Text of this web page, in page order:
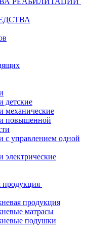
детские
механические
повышенной
с управлением одной
электрические
продукция
продукция
матрасы
подушки